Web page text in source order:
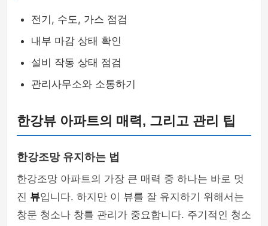
전기, 수도, 가스 점검
내부 마감 상태 확인
설비 작동 상태 점검
관리사무소와 소통하기
한강뷰 아파트의 매력, 그리고 관리 팁
한강조망 유지하는 법
한강조망 아파트의 가장 큰 매력 중 하나는 바로 멋
진 뷰입니다. 하지만 이 뷰를 잘 유지하기 위해서는
창문 청소나 창틀 관리가 중요합니다. 주기적인 청소